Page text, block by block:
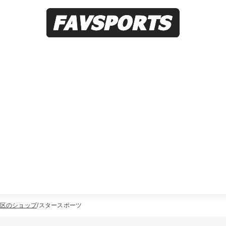
のショップ スタースポーツ